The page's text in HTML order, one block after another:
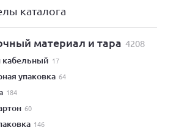
каталога
материал и тара 4208
кабельный 17
упаковка 64
184
60
146